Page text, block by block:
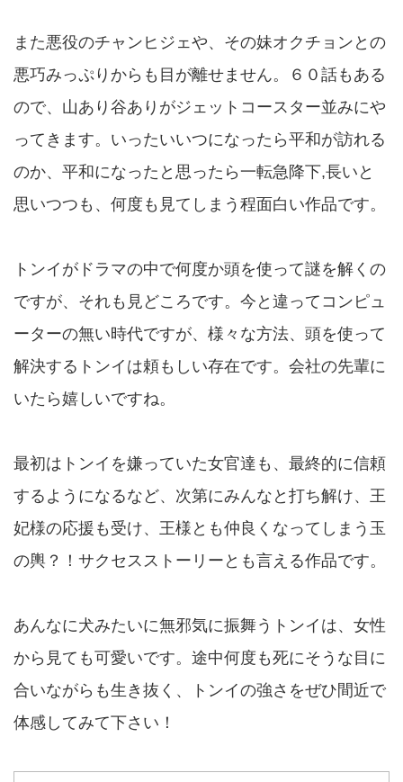
また悪役のチャンヒジェや、その妹オクチョンとの
悪巧みっぷりからも目が離せません。６０話もある
ので、山あり谷ありがジェットコースター並みにや
ってきます。いったいいつになったら平和が訪れる
のか、平和になったと思ったら一転急降下,長いと
思いつつも、何度も見てしまう程面白い作品です。
トンイがドラマの中で何度か頭を使って謎を解くの
ですが、それも見どころです。今と違ってコンピュ
ーターの無い時代ですが、様々な方法、頭を使って
解決するトンイは頼もしい存在です。会社の先輩に
いたら嬉しいですね。
最初はトンイを嫌っていた女官達も、最終的に信頼
するようになるなど、次第にみんなと打ち解け、王
妃様の応援も受け、王様とも仲良くなってしまう玉
の輿？！サクセスストーリーとも言える作品です。
あんなに犬みたいに無邪気に振舞うトンイは、女性
から見ても可愛いです。途中何度も死にそうな目に
合いながらも生き抜く、トンイの強さをぜひ間近で
体感してみて下さい！